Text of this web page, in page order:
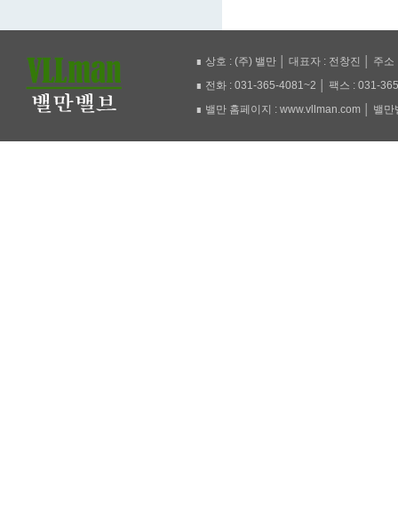
∎ 상호 : (주) 밸만 │ 대표자 : 전창진 │ 주
∎ 전화 : 031-365-4081~2 │ 팩스 : 031-
∎ 밸만 홈페이지 : www.vllman.com │ 밸